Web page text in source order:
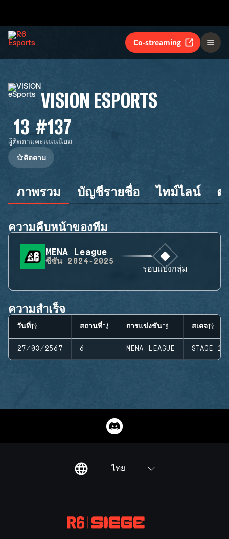
Co-streaming
VISION ESPORTS
13
ผู้ติดตาม
#137
คะแนนนิยม
ติดตาม
ภาพรวม บัญชีรายชื่อ ไทม์ไลน์ ต
ความคืบหน้าของทีม
MENA League
ซีซัน 2024-2025
รอบแบ่งกลุ่ม
ความสำเร็จ
วันที่ สถานที่ การแข่งขัน สเตจ
27/03/2567 6 MENA LEAGUE STAGE 1
ไทย